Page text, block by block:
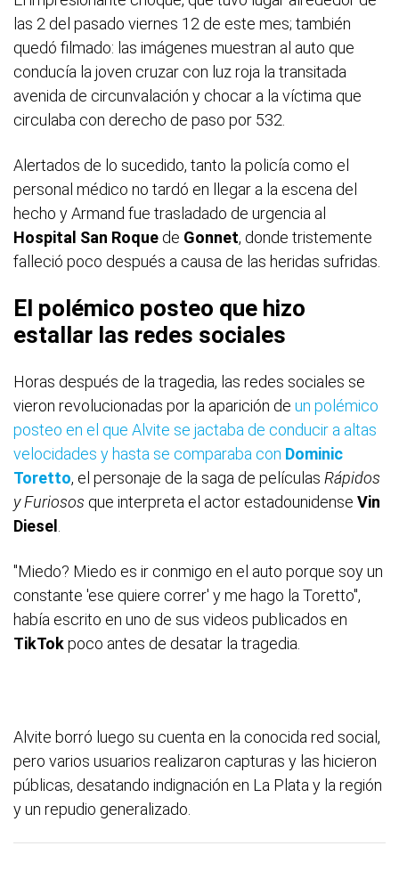
las 2 del pasado viernes 12 de este mes; también
quedó filmado: las imágenes muestran al auto que
conducía la joven cruzar con luz roja la transitada
avenida de circunvalación y chocar a la víctima que
circulaba con derecho de paso por 532.
Alertados de lo sucedido, tanto la policía como el
personal médico no tardó en llegar a la escena del
hecho y Armand fue trasladado de urgencia al
Hospital San Roque de Gonnet, donde tristemente
falleció poco después a causa de las heridas sufridas.
El polémico posteo que hizo
estallar las redes sociales
Horas después de la tragedia, las redes sociales se
vieron revolucionadas por la aparición de un polémico
posteo en el que Alvite se jactaba de conducir a altas
velocidades y hasta se comparaba con Dominic
Toretto, el personaje de la saga de películas Rápidos
y Furiosos que interpreta el actor estadounidense Vin
Diesel
"Miedo? Miedo es ir conmigo en el auto porque soy un
constante 'ese quiere correr' y me hago la Toretto",
había escrito en uno de sus videos publicados en
TikTokpoco antes de desatar la tragedia.
Alvite borró luego su cuenta en la conocida red social,
pero varios usuarios realizaron capturas y las hicieron
públicas, desatando indignación en La Plata y la región
y un repudio generalizado.